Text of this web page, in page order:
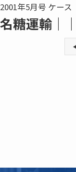
2001年5月号 ケース
名糖運輸｜